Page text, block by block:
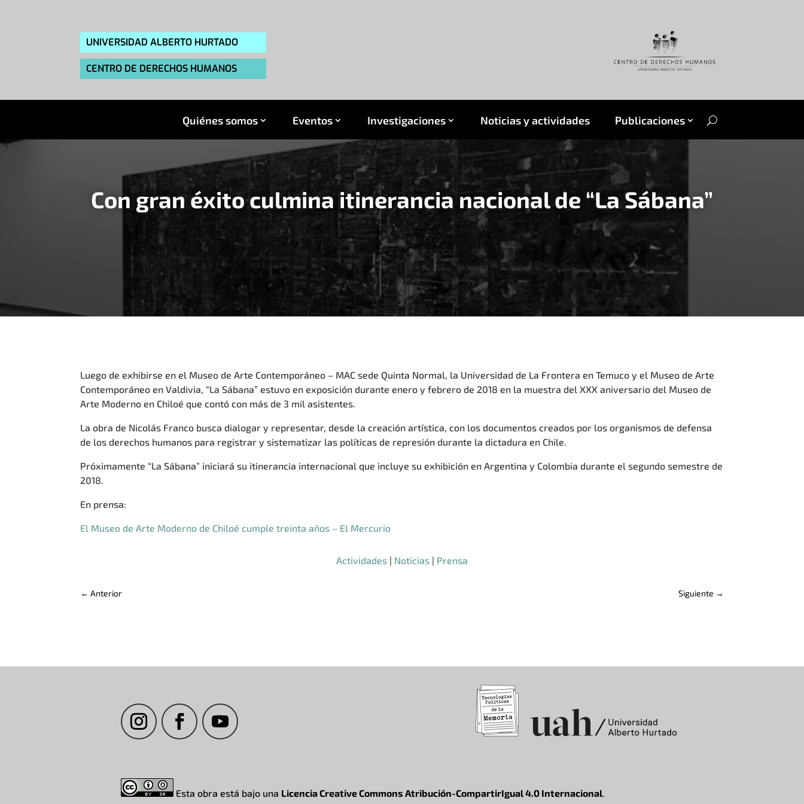
UNIVERSIDAD ALBERTO HURTADO
CENTRO DE DERECHOS HUMANOS
Quiénes somos Eventos Investigaciones Noticias y actividades Publicaciones
Con gran éxito culmina itinerancia nacional de “La Sábana”
Luego de exhibirse en el Museo de Arte Contemporáneo – MAC sede Quinta Normal, la Universidad de La Frontera en Temuco y el Museo de Arte
Contemporáneo en Valdivia, “La Sábana” estuvo en exposición durante enero y febrero de 2018 en la muestra del XXX aniversario del Museo de
Arte Moderno en Chiloé que contó con más de 3 mil asistentes.
La obra de Nicolás Franco busca dialogar y representar, desde la creación artística, con los documentos creados por los organismos de defensa
de los derechos humanos para registrar y sistematizar las políticas de represión durante la dictadura en Chile.
Próximamente “La Sábana” iniciará su itinerancia internacional que incluye su exhibición en Argentina y Colombia durante el segundo semestre de
2018.
En prensa:
El Museo de Arte Moderno de Chiloé cumple treinta años – El Mercurio
Actividades | Noticias | Prensa
←Anterior Siguiente →
Esta obra está bajo una Licencia Creative Commons Atribución-CompartirIgual 4.0 Internacional.